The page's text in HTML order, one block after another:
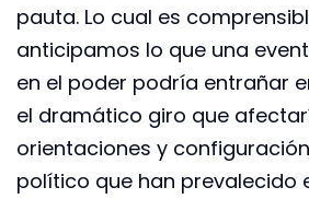
pauta. Lo cual es
anticipamos lo que una
en el poder podría entrañar
el dramático giro que
orientaciones y
político que han prevalecido